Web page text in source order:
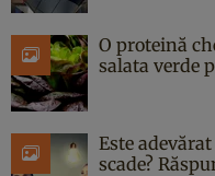
O proteină
salata verde
Este
scade?